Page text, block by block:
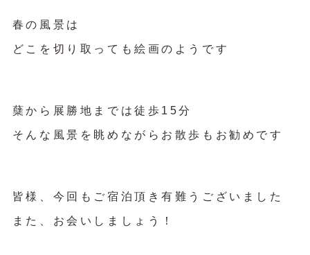
春の風景は
どこを切り取っても絵画のようです
蘖から展勝地までは徒歩15分
そんな風景を眺めながらお散歩もお勧めです
皆様、今回もご宿泊頂き有難うございました
また、お会いしましょう！